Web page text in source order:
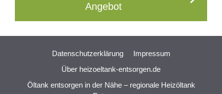
Angebot
Datenschutzerklärung
Impressum
Über heizoeltank-entsorgen.de
Öltank entsorgen in der Nähe – regionale Heizöltank